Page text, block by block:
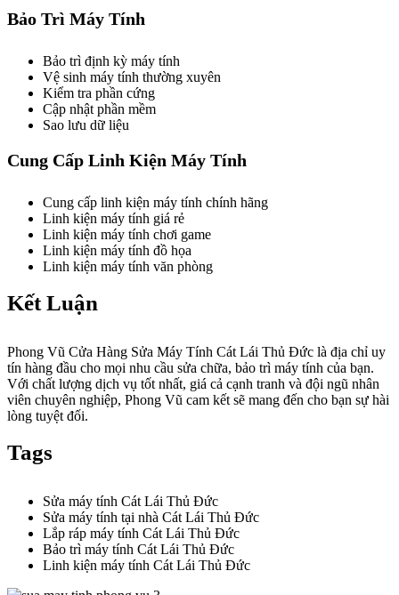
Bảo Trì Máy Tính
Bảo trì định kỳ máy tính
Vệ sinh máy tính thường xuyên
Kiểm tra phần cứng
Cập nhật phần mềm
Sao lưu dữ liệu
Cung Cấp Linh Kiện Máy Tính
Cung cấp linh kiện máy tính chính hãng
Linh kiện máy tính giá rẻ
Linh kiện máy tính chơi game
Linh kiện máy tính đồ họa
Linh kiện máy tính văn phòng
Kết Luận
Phong Vũ Cửa Hàng Sửa Máy Tính Cát Lái Thủ Đức là địa chỉ uy
tín hàng đầu cho mọi nhu cầu sửa chữa, bảo trì máy tính của bạn.
Với chất lượng dịch vụ tốt nhất, giá cả cạnh tranh và đội ngũ nhân
viên chuyên nghiệp, Phong Vũ cam kết sẽ mang đến cho bạn sự hài
lòng tuyệt đối.
Tags
Sửa máy tính Cát Lái Thủ Đức
Sửa máy tính tại nhà Cát Lái Thủ Đức
Lắp ráp máy tính Cát Lái Thủ Đức
Bảo trì máy tính Cát Lái Thủ Đức
Linh kiện máy tính Cát Lái Thủ Đức